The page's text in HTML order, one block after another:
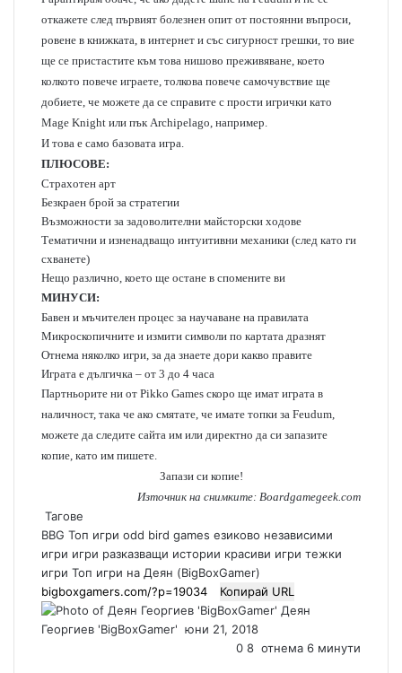
откажете след първият болезнен опит от постоянни въпроси,
ровене в книжката, в интернет и със сигурност грешки, то вие
ще се пристастите към това нишово преживяване, което
колкото повече играете, толкова повече самочувствие ще
добиете, че можете да се справите с прости игрички като
Mage Knight или пък Archipelago, например.
И това е само базовата игра.
ПЛЮСОВЕ:
Страхотен арт
Безкраен брой за стратегии
Възможности за задоволителни майсторски ходове
Тематични и изненадващо интуитивни механики (след като ги
схванете)
Нещо различно, което ще остане в спомените ви
МИНУСИ:
Бавен и мъчителен процес за научаване на правилата
Микроскопичните и измити символи по картата дразнят
Отнема няколко игри, за да знаете дори какво правите
Играта е дългичка – от 3 до 4 часа
Партньорите ни от Pikko Games скоро ще имат играта в
наличност, така че ако смятате, че имате топки за Feudum,
можете да следите сайта им или директно да си запазите
копие, като им пишете.
Запази си копие!
Източник на снимките: Boardgamegeek.com
Тагове
BBG Топ игри odd bird games езиково независими
игри игри разказващи истории красиви игри тежки
игри Топ игри на Деян (BigBoxGamer)
Копирай URL
Деян
Георгиев 'BigBoxGamer' S
юни 21, 2018
0 8 отнема 6 минути